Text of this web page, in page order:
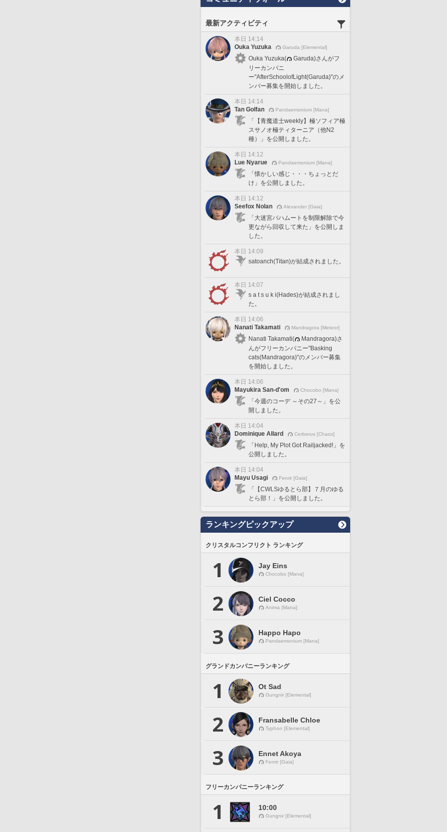
最新アクティビティ
本日 14:14
Ouka Yuzuka
Garuda [Elemental]
Ouka Yuzuka(
Garuda)さんがフ
リーカンパニ
ー"AfterSchoolofLight(Garuda)"のメ
ンバー募集を開始しました。
本日 14:14
Tan Golfan
Pandaemonium [Mana]
「【青魔道士weekly】極ソフィア極
スサノオ極ティターニア（他N2
種）」を公開しました。
本日 14:12
Lue Nyarue
Pandaemonium [Mana]
「懐かしい感じ・・・ちょっとだ
け」を公開しました。
本日 14:12
Seefox Nolan
Alexander [Gaia]
「大迷宮バハムートを制限解除で今
更ながら回収して来た」を公開しま
した。
本日 14:09
satoanch(Titan)が結成されました。
本日 14:07
s a t s u k i(Hades)が結成されまし
た。
本日 14:06
Nanati Takamati
Mandragora [Meteor]
Nanati Takamati(
Mandragora)さ
んがフリーカンパニー"Basking
cats(Mandragora)"のメンバー募集
を開始しました。
本日 14:06
Mayukira San-d'om
Chocobo [Mana]
「今週のコーデ ～その27～」を公
開しました。
本日 14:04
Dominique Allard
Cerberus [Chaos]
「Help, My Plot Got Railjacked!」を
公開しました。
本日 14:04
Mayu Usagi
Fenrir [Gaia]
「【CWLSゆるとら部】７月のゆる
とら部！」を公開しました。
ランキングピックアップ
クリスタルコンフリクト ランキング
1 Jay Eins
Chocobo [Mana]
2 Ciel Cocco
Anima [Mana]
3 Happo Hapo
Pandaemonium [Mana]
グランドカンパニーランキング
1 Ot Sad
Gungnir [Elemental]
2 Fransabelle Chloe
Typhon [Elemental]
3 Ennet Akoya
Fenrir [Gaia]
フリーカンパニーランキング
1 10:00
Gungnir [Elemental]